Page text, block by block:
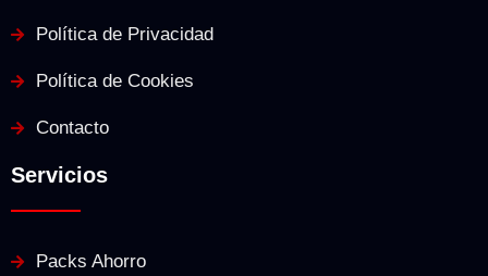
Política de Privacidad
Política de Cookies
Contacto
Servicios
Packs Ahorro